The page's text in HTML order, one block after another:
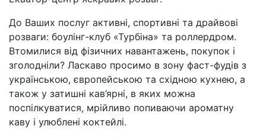
До Ваших послуг активні, спортивні та драйвові
розваги: боулінг-клуб «Турбіна» та роллердром.
Втомилися від фізичних навантажень, покупок і
зголодніли? Ласкаво просимо в зону фаст-фудів з
українською, європейською та східною кухнею, а
також у затишні кав’ярні, в яких можна
поспілкуватися, мрійливо попиваючи ароматну
каву і улюблені коктейлі.